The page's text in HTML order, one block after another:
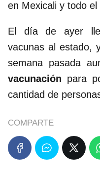
en Mexicali y todo el
El día de ayer
vacunas al estado,
semana pasada
vacunación para
cantidad de
COMPARTE